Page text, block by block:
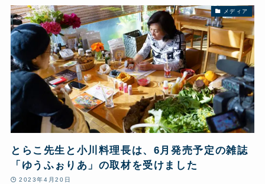
メディア
とらこ先生と小川料理長は、6月発売予定の雑誌
「ゆうふぉりあ」の取材を受けました
2023年4月20日